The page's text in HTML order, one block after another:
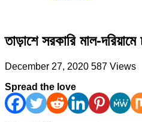
তাড়াশে সরকারি মাল-দরিয়ামে
December 27, 2020 587 Views
Spread the love